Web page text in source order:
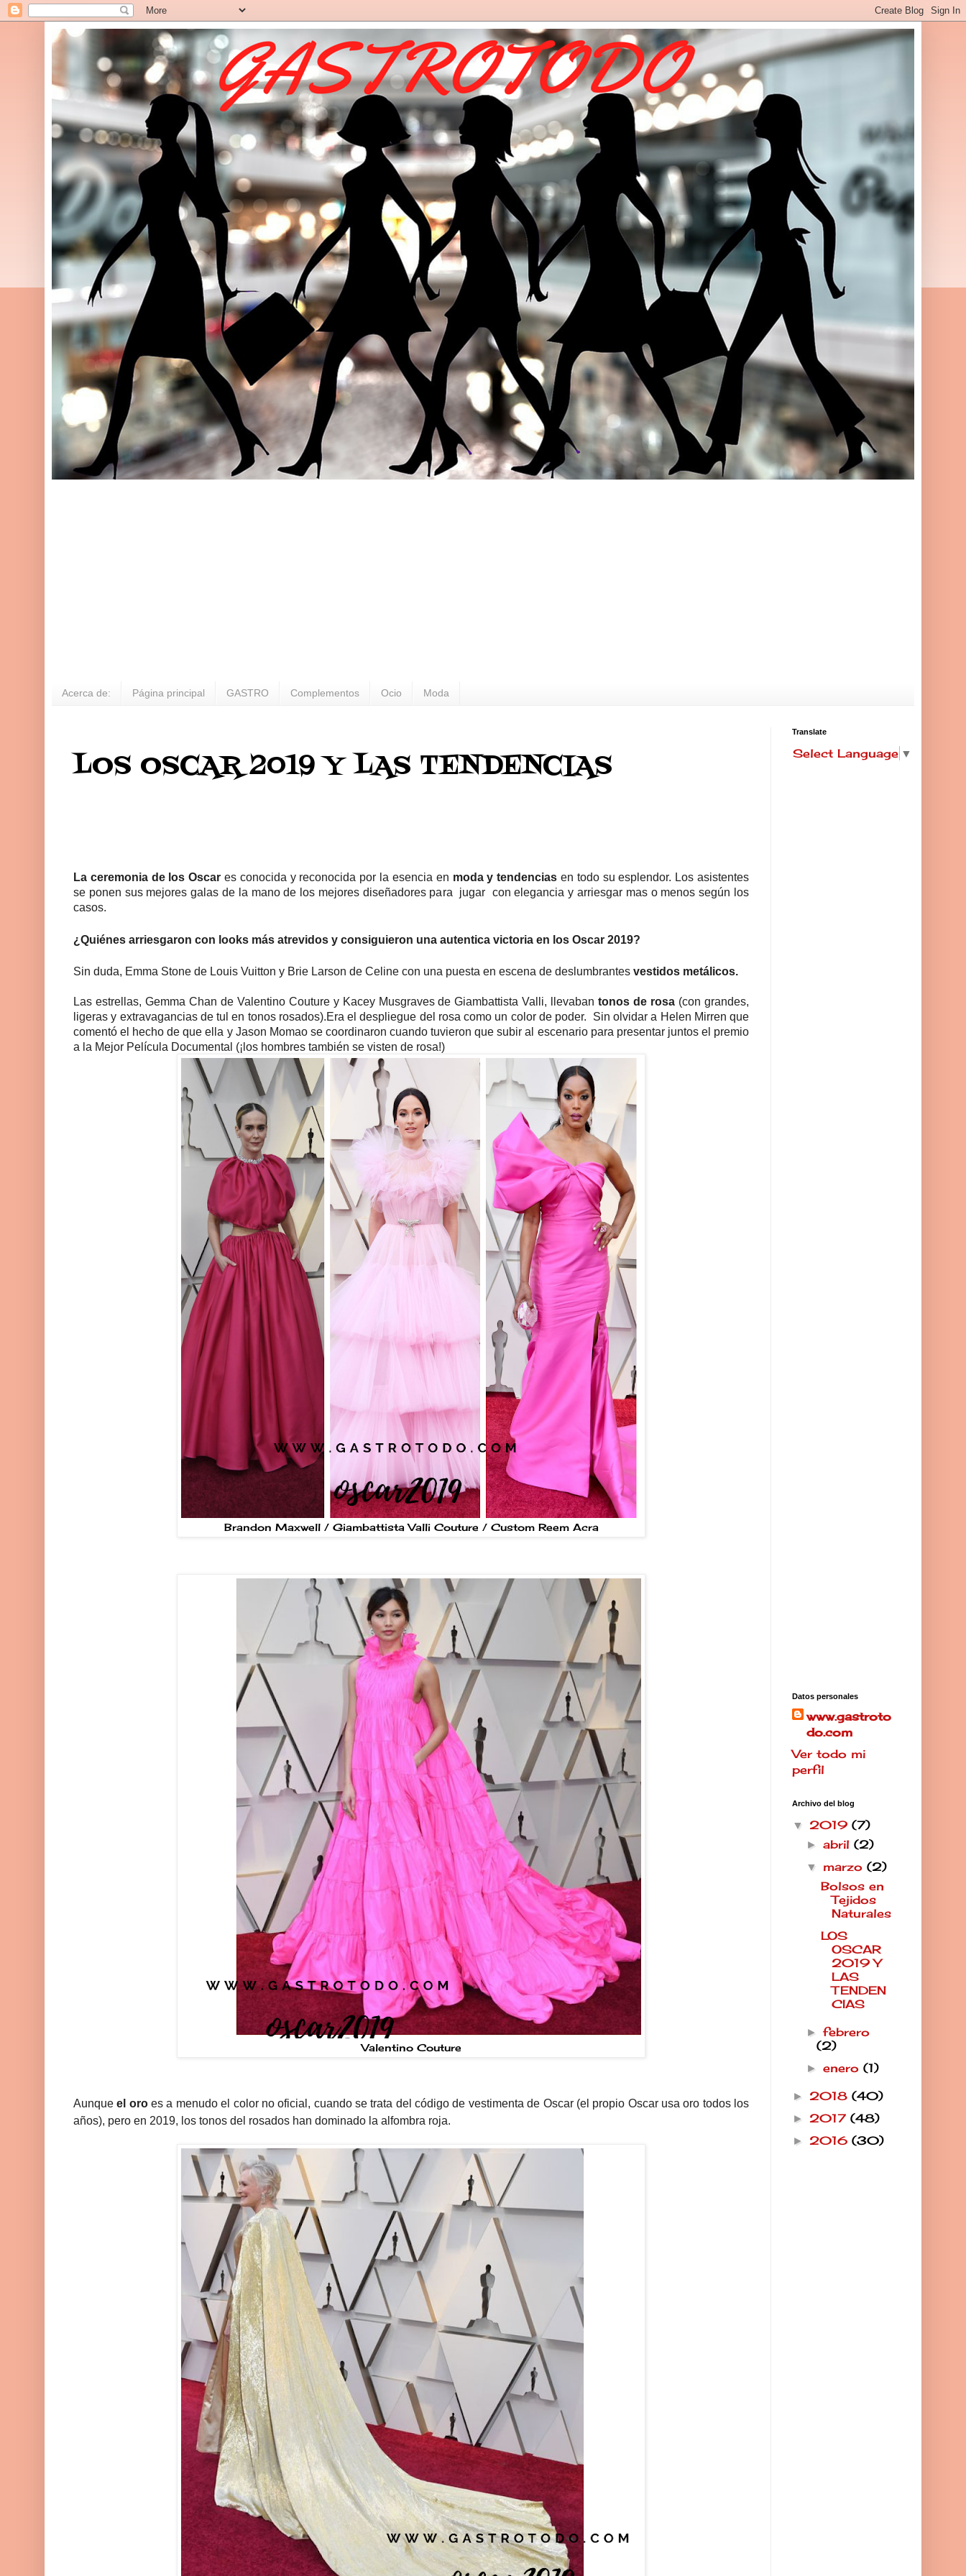
Acerca de: Página principal GASTRO Complementos Ocio Moda
LOS OSCAR 2019 Y LAS TENDENCIAS
La ceremonia de los Oscar es conocida y reconocida por la esencia en moda y tendencias en todo su esplendor. Los asistentes
se ponen sus mejores galas de la mano de los mejores diseñadores para
jugar con elegancia y arriesgar mas o menos según los
casos.
¿Quiénes arriesgaron con looks más atrevidos y consiguieron una autentica victoria en los Oscar 2019?
Sin duda, Emma Stone de Louis Vuitton y Brie Larson de Celine con una puesta en escena de deslumbrantes vestidos metálicos.
Las estrellas, Gemma Chan de Valentino Couturey Kacey Musgravesde Giambattista Valli, llevabantonos de rosa (con grandes,
ligeras y extravagancias de tul en tonos rosados).Era eldespliegue del rosa como un color de poder. Sin olvidar a Helen Mirren que
comentó el hecho de que ella y Jason Momao se coordinaron cuando tuvieron que subir al escenario para presentar juntos el premio
a la Mejor Película Documental (¡los hombres también se visten de rosa!)
Brandon Maxwell / Giambattista Valli Couture / Custom Reem Acra
Valentino Couture
Aunqueel oroes a menudo el color no oficial, cuando se trata del código de vestimenta de Oscar (el propio Oscar usa oro todos los
años), pero en 2019, los tonos del rosados han dominado la alfombra roja.
Translate
Select Language ▼
Datos personales
www.gastroto
do.com
Ver todo mi
perfil
Archivo del blog
▼ 2019 (7)
►abril(2)
▼ marzo(2)
Bolsos en
Tejidos
Naturales
LOS
OSCAR
2019 Y
LAS
TENDEN
CIAS
►febrero
(2)
►enero(1)
► 2018 (40)
► 2017 (48)
► 2016 (30)